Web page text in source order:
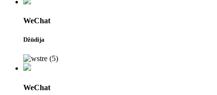
WeChat
Džūdija
WeChat